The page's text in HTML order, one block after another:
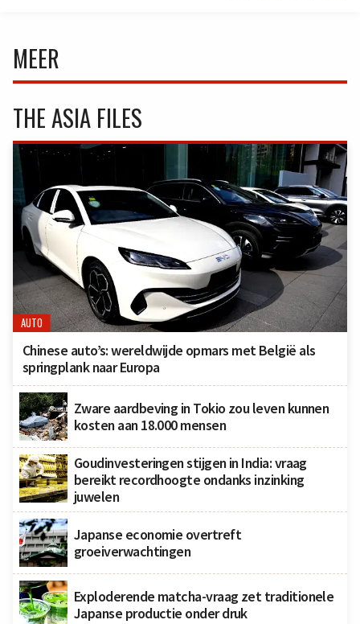
MEER
THE ASIA FILES
AUTO
Chinese auto’s: wereldwijde opmars met België als
springplank naar Europa
Zware aardbeving in Tokio zou leven kunnen
kosten aan 18.000 mensen
Goudinvesteringen stijgen in India: vraag
bereikt recordhoogte ondanks inzinking
juwelen
Japanse economie overtreft
groeiverwachtingen
Exploderende matcha-vraag zet traditionele
Japanse productie onder druk